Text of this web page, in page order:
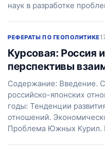
наук в разработке
РЕФЕРАТЫ ПО ГЕОПОЛИТИКЕ
Курсовая: Россия
перспективы
Содержание: Введение.
российско-японских
годы: Тенденции
отношений.
Проблема Южных Курил.